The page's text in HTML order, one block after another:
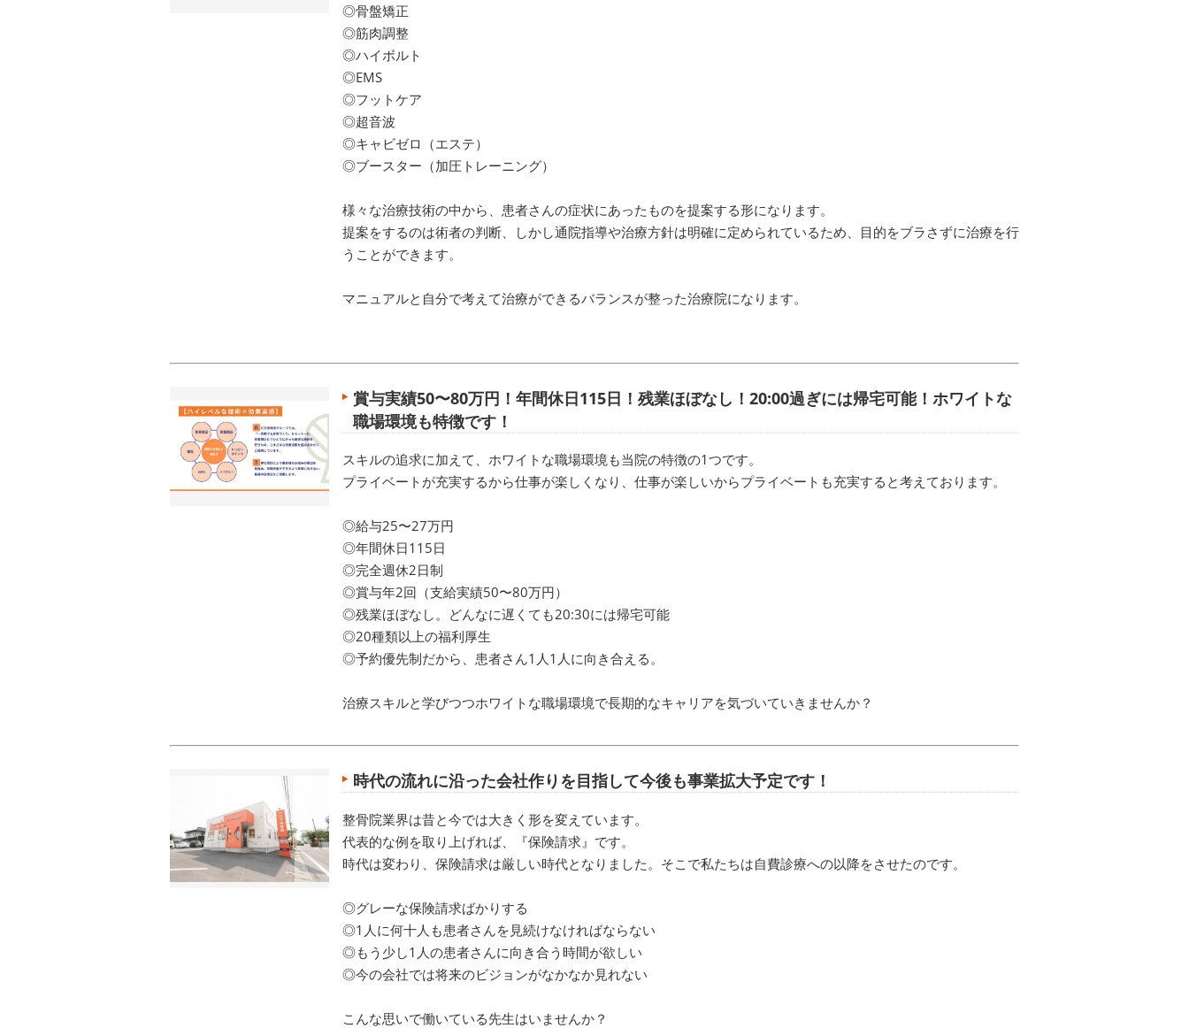
◎骨盤矯正
◎筋肉調整
◎ハイボルト
◎EMS
◎フットケア
◎超音波
◎キャビゼロ（エステ）
◎ブースター（加圧トレーニング）
様々な治療技術の中から、患者さんの症状にあったものを提案する形になります。
提案をするのは術者の判断、しかし通院指導や治療方針は明確に定められているため、目的をブラさずに治療を行
うことができます。
マニュアルと自分で考えて治療ができるバランスが整った治療院になります。
賞与実績50〜80万円！年間休日115日！残業ほぼなし！20:00過ぎには帰宅可能！ホワイトな
職場環境も特徴です！
スキルの追求に加えて、ホワイトな職場環境も当院の特徴の1つです。
プライベートが充実するから仕事が楽しくなり、仕事が楽しいからプライベートも充実すると考えております。
◎給与25〜27万円
◎年間休日115日
◎完全週休2日制
◎賞与年2回（支給実績50〜80万円）
◎残業ほぼなし。どんなに遅くても20:30には帰宅可能
◎20種類以上の福利厚生
◎予約優先制だから、患者さん1人1人に向き合える。
治療スキルと学びつつホワイトな職場環境で長期的なキャリアを気づいていきませんか？
時代の流れに沿った会社作りを目指して今後も事業拡大予定です！
整骨院業界は昔と今では大きく形を変えています。
代表的な例を取り上げれば、『保険請求』です。
時代は変わり、保険請求は厳しい時代となりました。そこで私たちは自費診療への以降をさせたのです。
◎グレーな保険請求ばかりする
◎1人に何十人も患者さんを見続けなければならない
◎もう少し1人の患者さんに向き合う時間が欲しい
◎今の会社では将来のビジョンがなかなか見れない
こんな思いで働いている先生はいませんか？